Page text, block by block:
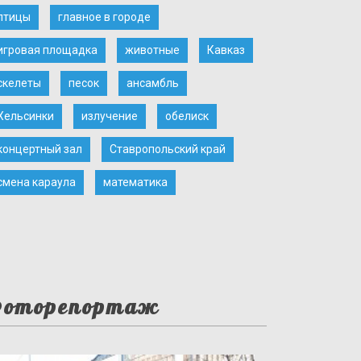
главное в городе
площадка животные Кавказ
песок ансамбль
излучение обелиск
зал Ставропольский край
караула математика